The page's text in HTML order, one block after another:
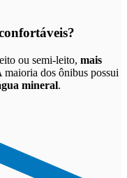
?
ou semi-leito, mais
maioria dos ônibus possui
mineral.